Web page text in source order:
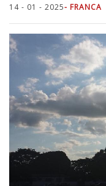
14 - 01 - 2025- FRANCA